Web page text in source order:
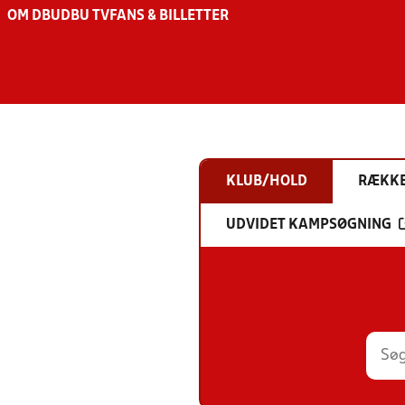
OM DBU DBU TV FANS & BILLETTER
KLUB/HOLD
UDVIDET KAMPSØGNING